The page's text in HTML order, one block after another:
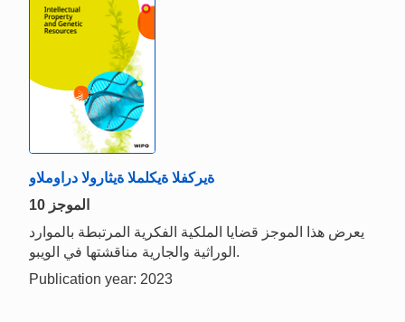
ةيركفلا ةيكلملا ةيثارولا دراوملاو
الموجز 10
يعرض هذا الموجز قضايا الملكية الفكرية المرتبطة بالموارد
الوراثية والجارية مناقشتها في الويبو.
Publication year: 2023